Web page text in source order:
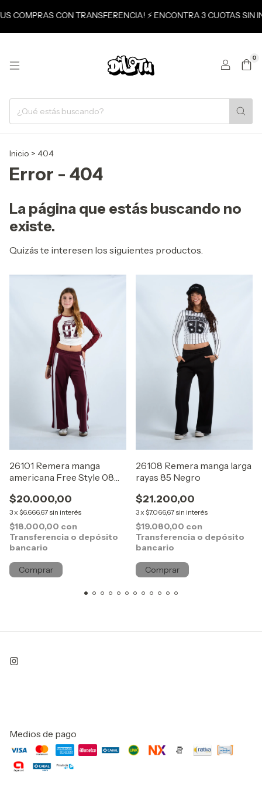
COMPRAS CON TRANSFERENCIA! ⚡ ENCONTRA 3 CUOTAS SIN
0
Inicio > 404
Error - 404
La página que estás buscando no
existe.
Quizás te interesen los siguientes productos.
26101 Remera manga
americana Free Style 08
$20.000,00
3 x $6.666,67 sin interés
$18.000,00 con
Transferencia o depósito
bancario
Comprar
26108 Remera manga larga
rayas 85 Negro
$21.200,00
3 x $7.066,67 sin interés
$19.080,00 con
Transferencia o depósito
bancario
Comprar
Medios de pago